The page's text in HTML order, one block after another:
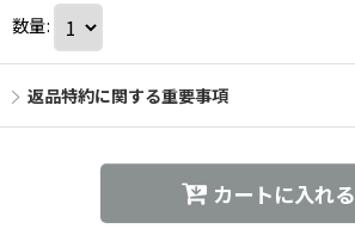
数量:
返品特約に関する重要事項
カートに入れる